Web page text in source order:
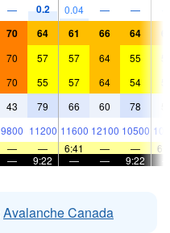
— 0.2 0.04 — —
70 64 61 66 64
70 57 57 64 55
70 55 57 64 54
43 79 66 60 78
9800 11200 11600 12100 10500
— — 6:41 — —
— 9:22 — — 9:22
Avalanche Canada